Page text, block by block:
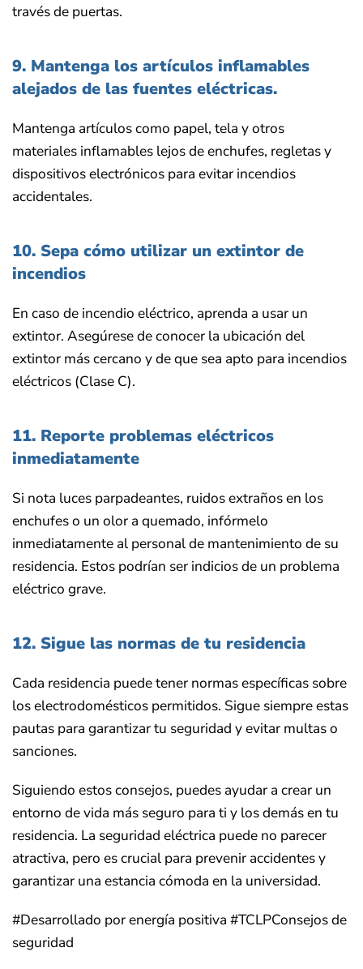
través de puertas.
9. Mantenga los artículos inflamables
alejados de las fuentes eléctricas.
Mantenga artículos como papel, tela y otros
materiales inflamables lejos de enchufes, regletas y
dispositivos electrónicos para evitar incendios
accidentales.
10. Sepa cómo utilizar un extintor de
incendios
En caso de incendio eléctrico, aprenda a usar un
extintor. Asegúrese de conocer la ubicación del
extintor más cercano y de que sea apto para incendios
eléctricos (Clase C).
11. Reporte problemas eléctricos
inmediatamente
Si nota luces parpadeantes, ruidos extraños en los
enchufes o un olor a quemado, infórmelo
inmediatamente al personal de mantenimiento de su
residencia. Estos podrían ser indicios de un problema
eléctrico grave.
12. Sigue las normas de tu residencia
Cada residencia puede tener normas específicas sobre
los electrodomésticos permitidos. Sigue siempre estas
pautas para garantizar tu seguridad y evitar multas o
sanciones.
Siguiendo estos consejos, puedes ayudar a crear un
entorno de vida más seguro para ti y los demás en tu
residencia. La seguridad eléctrica puede no parecer
atractiva, pero es crucial para prevenir accidentes y
garantizar una estancia cómoda en la universidad.
#Desarrollado por energía positiva #TCLPConsejos de
seguridad